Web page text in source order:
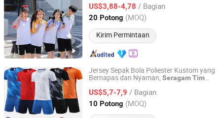
SeragamTim
US$3,88-4,78 / Bagian
20 Potong (MOQ)
Kirim Permintaan
Guangdong, China Harga mulai 2026
Jersey Sepak Bola Poliester Kustom yang
Bernapas dan Nyaman, SeragamTim
US$5,7-7,9 / Bagian
10 Potong (MOQ)
Hefei Topmate Trading Co., Ltd.
Anhui, China Harga mulai 2025